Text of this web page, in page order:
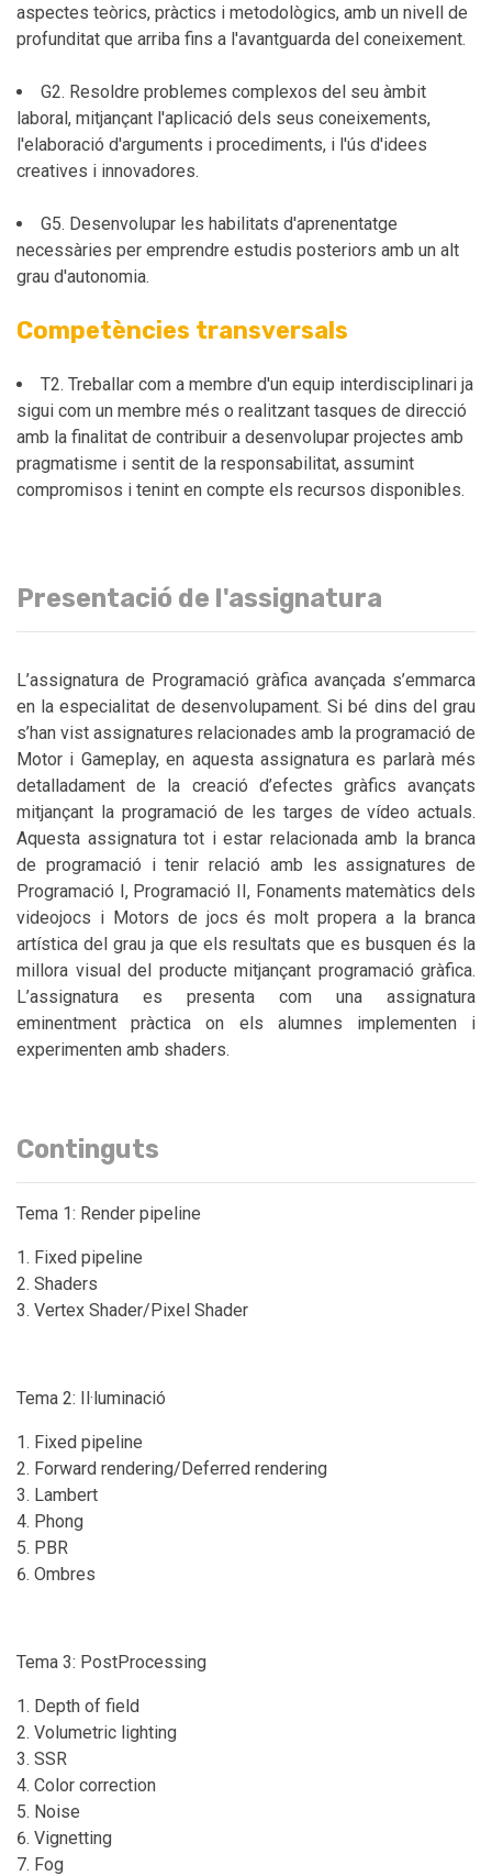
aspectes teòrics, pràctics i metodològics, amb un nivell de
profunditat que arriba fins a l'avantguarda del coneixement.
G2. Resoldre problemes complexos del seu àmbit
laboral, mitjançant l'aplicació dels seus coneixements,
l'elaboració d'arguments i procediments, i l'ús d'idees
creatives i innovadores.
G5. Desenvolupar les habilitats d'aprenentatge
necessàries per emprendre estudis posteriors amb un alt
grau d'autonomia.
Competències transversals
T2. Treballar com a membre d'un equip interdisciplinari ja
sigui com un membre més o realitzant tasques de direcció
amb la finalitat de contribuir a desenvolupar projectes amb
pragmatisme i sentit de la responsabilitat, assumint
compromisos i tenint en compte els recursos disponibles.
Presentació de l'assignatura
L’assignatura de Programació gràfica avançada s’emmarca
en la especialitat de desenvolupament. Si bé dins del grau
s’han vist assignatures relacionades amb la programació de
Motor i Gameplay, en aquesta assignatura es parlarà més
detalladament de la creació d’efectes gràfics avançats
mitjançant la programació de les targes de vídeo actuals.
Aquesta assignatura tot i estar relacionada amb la branca
de programació i tenir relació amb les assignatures de
Programació I, Programació II, Fonaments matemàtics dels
videojocs i Motors de jocs és molt propera a la branca
artística del grau ja que els resultats que es busquen és la
millora visual del producte mitjançant programació gràfica.
L’assignatura es presenta com una assignatura
eminentment pràctica on els alumnes implementen i
experimenten amb shaders.
Continguts
Tema 1: Render pipeline
Fixed pipeline
Shaders
Vertex Shader/Pixel Shader
Tema 2: Il·luminació
Fixed pipeline
Forward rendering/Deferred rendering
Lambert
Phong
PBR
Ombres
Tema 3: PostProcessing
Depth of field
Volumetric lighting
SSR
Color correction
Noise
Vignetting
Fog